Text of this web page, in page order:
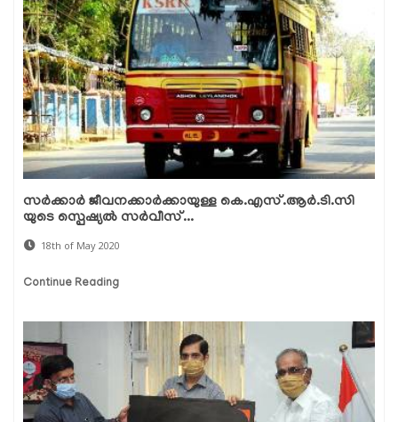
സര്‍ക്കാര്‍ ജീവനക്കാര്‍ക്കായുള്ള കെ.എസ്.ആര്‍.ടി.സി
യുടെ സ്പെഷ്യല്‍ സര്‍വീസ്...
18th of May 2020
Continue Reading